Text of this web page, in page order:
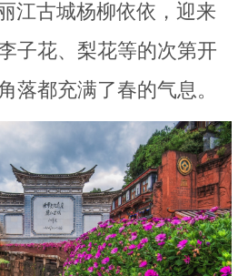
江古城杨柳依依，迎来
子花、梨花等的次第开
落都充满了春的气息。